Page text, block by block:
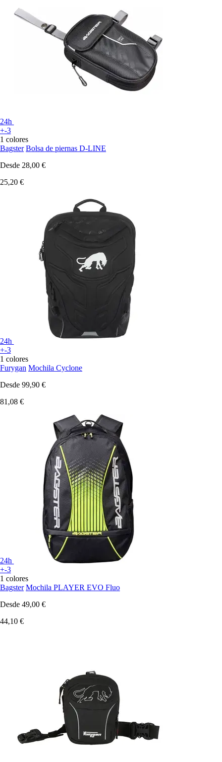
24h
+-3
1 colores
Bagster Bolsa de piernas D-LINE
Desde 28,00 €
25,20 €
24h
+-3
1 colores
Furygan Mochila Cyclone
Desde 99,90 €
81,08 €
24h
+-3
1 colores
Bagster Mochila PLAYER EVO Fluo
Desde 49,00 €
44,10 €